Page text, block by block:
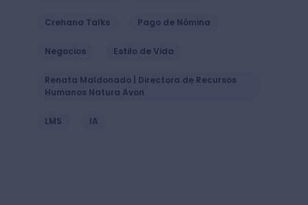
Crehana Talks Pago de Nómina
Negocios Estilo de Vida
Renata Maldonado | Directora de Recursos
Humanos Natura Avon
LMS IA